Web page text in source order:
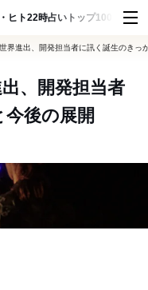
ヒト22時占い トップ100 スナッ
世界進出、開発担当者に訊く誕生のきっ
、開発担当者
後の展開